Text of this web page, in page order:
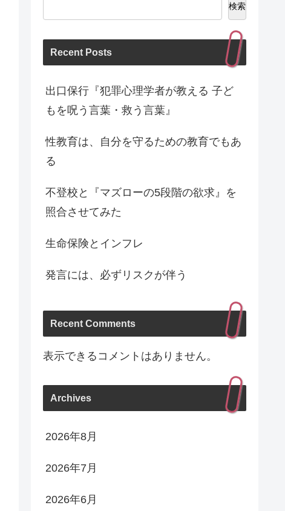
検索
Recent Posts
出口保行『犯罪心理学者が教える 子ど
もを呪う言葉・救う言葉』
性教育は、自分を守るための教育でもあ
る
不登校と『マズローの5段階の欲求』を
照合させてみた
生命保険とインフレ
発言には、必ずリスクが伴う
Recent Comments
表示できるコメントはありません。
Archives
2026年8月
2026年7月
2026年6月